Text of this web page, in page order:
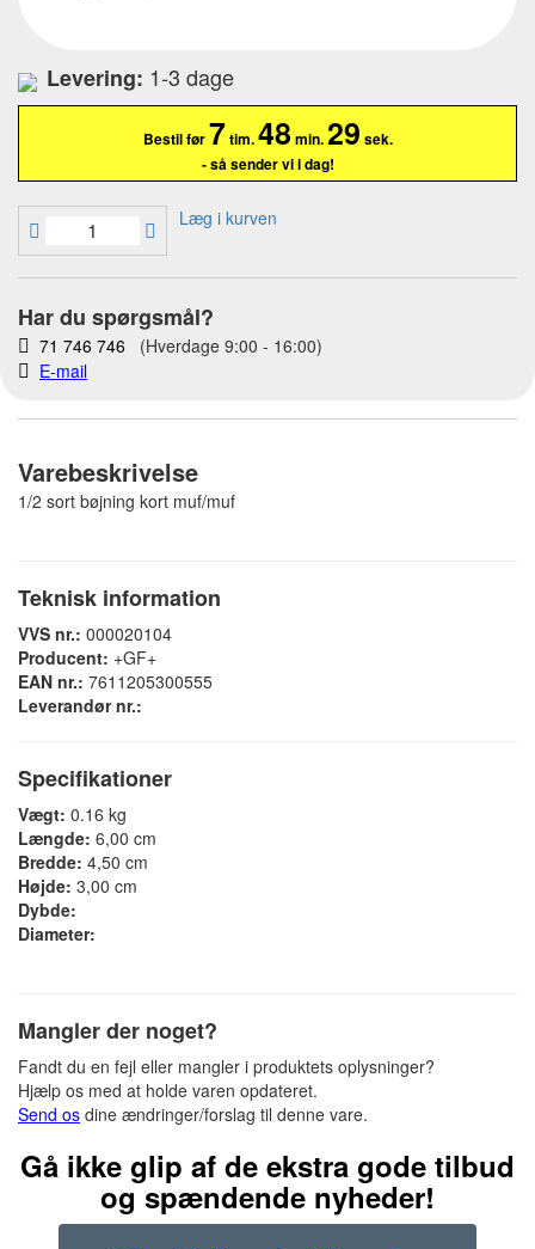
Levering: 1-3 dage
Bestil før7tim.48 min.28 sek.
- så sender vi i dag!
Læg i kurven
Har du spørgsmål?
71 746 746 (Hverdage 9:00 - 16:00)
E-mail
Varebeskrivelse
1/2 sort bøjning kort muf/muf
Teknisk information
VVS nr.: 000020104
Producent: +GF+
EAN nr.: 7611205300555
Leverandør nr.:
Specifikationer
Vægt: 0.16 kg
Længde: 6,00 cm
Bredde: 4,50 cm
Højde: 3,00 cm
Dybde:
Diameter:
Mangler der noget?
Fandt du en fejl eller mangler i produktets oplysninger?
Hjælp os med at holde varen opdateret.
Send os dine ændringer/forslag til denne vare.
Gå ikke glip af de ekstra gode tilbud
og spændende nyheder!